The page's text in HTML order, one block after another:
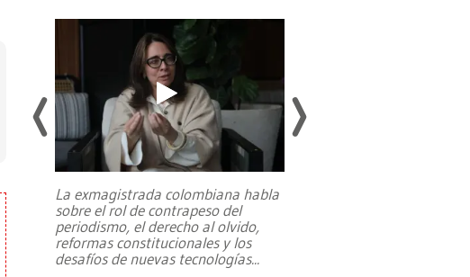
La exmagistrada colombiana habla
sobre el rol de contrapeso del
periodismo, el derecho al olvido,
reformas constitucionales y los
desafíos de nuevas tecnologías...